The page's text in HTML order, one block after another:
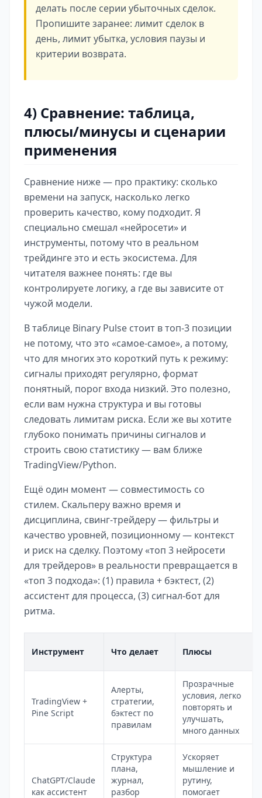
делать после серии убыточных сделок.
Пропишите заранее: лимит сделок в
день, лимит убытка, условия паузы и
критерии возврата.
4) Сравнение: таблица,
плюсы/минусы и сценарии
применения
Сравнение ниже — про практику: сколько
времени на запуск, насколько легко
проверить качество, кому подходит. Я
специально смешал «нейросети» и
инструменты, потому что в реальном
трейдинге это и есть экосистема. Для
читателя важнее понять: где вы
контролируете логику, а где вы зависите от
чужой модели.
В таблице Binary Pulse стоит в топ-3 позиции
не потому, что это «самое-самое», а потому,
что для многих это короткий путь к режиму:
сигналы приходят регулярно, формат
понятный, порог входа низкий. Это полезно,
если вам нужна структура и вы готовы
следовать лимитам риска. Если же вы хотите
глубоко понимать причины сигналов и
строить свою статистику — вам ближе
TradingView/Python.
Ещё один момент — совместимость со
стилем. Скальперу важно время и
дисциплина, свинг-трейдеру — фильтры и
качество уровней, позиционному — контекст
и риск на сделку. Поэтому «топ 3 нейросети
для трейдеров» в реальности превращается в
«топ 3 подхода»: (1) правила + бэктест, (2)
ассистент для процесса, (3) сигнал-бот для
ритма.
Инструмент Что делает Плюсы
TradingView +
Pine Script
Алерты,
стратегии,
бэктест по
правилам
Прозрачные
условия, легко
повторять и
улучшать,
много данных
ChatGPT/Claude
как ассистент
Структура
плана,
журнал,
разбор
Ускоряет
мышление и
рутину,
помогает